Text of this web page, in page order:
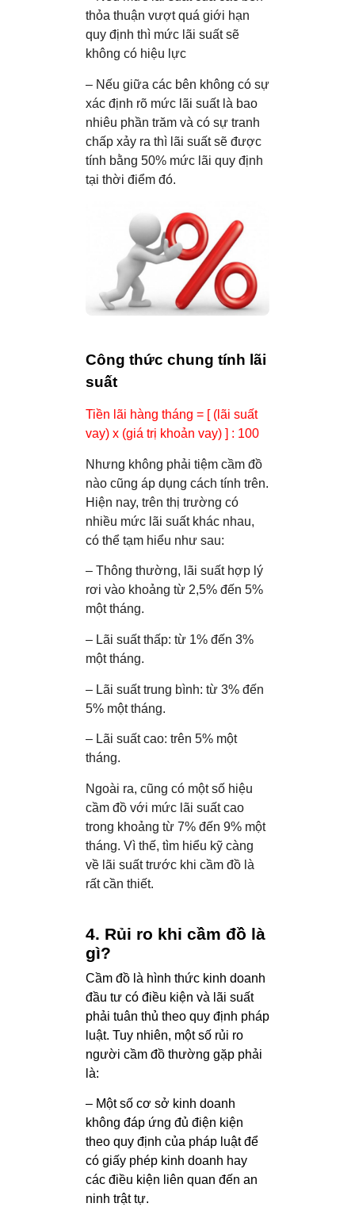
thỏa thuận vượt quá giới hạn
quy định thì mức lãi suất sẽ
không có hiệu lực
– Nếu giữa các bên không có sự
xác định rõ mức lãi suất là bao
nhiêu phần trăm và có sự tranh
chấp xảy ra thì lãi suất sẽ được
tính bằng 50% mức lãi quy định
tại thời điểm đó.
Công thức chung tính lãi
suất
Tiền lãi hàng tháng = [ (lãi suất
vay) x (giá trị khoản vay) ] : 100
Nhưng không phải tiệm cầm đồ
nào cũng áp dụng cách tính trên.
Hiện nay, trên thị trường có
nhiều mức lãi suất khác nhau,
có thể tạm hiểu như sau:
– Thông thường, lãi suất hợp lý
rơi vào khoảng từ 2,5% đến 5%
một tháng.
– Lãi suất thấp: từ 1% đến 3%
một tháng.
– Lãi suất trung bình: từ 3% đến
5% một tháng.
– Lãi suất cao: trên 5% một
tháng.
Ngoài ra, cũng có một số hiệu
cầm đồ với mức lãi suất cao
trong khoảng từ 7% đến 9% một
tháng. Vì thế, tìm hiểu kỹ càng
về lãi suất trước khi cầm đồ là
rất cần thiết.
4. Rủi ro khi cầm đồ là
gì?
Cầm đồ là hình thức kinh doanh
đầu tư có điều kiện và lãi suất
phải tuân thủ theo quy định pháp
luật. Tuy nhiên, một số rủi ro
người cầm đồ thường gặp phải
là:
– Một số cơ sở kinh doanh
không đáp ứng đủ điện kiện
theo quy định của pháp luật để
có giấy phép kinh doanh hay
các điều kiện liên quan đến an
ninh trật tự.